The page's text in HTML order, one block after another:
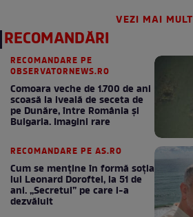
VEZI MAI MULT
RECOMANDĂRI
RECOMANDARE PE
OBSERVATORNEWS.RO
Comoara veche de 1.700 de ani
scoasă la iveală de seceta de
pe Dunăre, între România şi
Bulgaria. Imagini rare
RECOMANDARE PE AS.RO
Cum se menţine în formă soţia
lui Leonard Doroftei, la 51 de
ani. „Secretul” pe care l-a
dezvăluit